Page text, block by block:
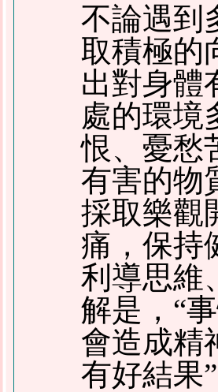
不論遇到
取積極的
出對身體
處的環境
恨、憂愁
有害的物
採取樂觀
痛，保持
利導思維
解是，“
會造成精
有好結果